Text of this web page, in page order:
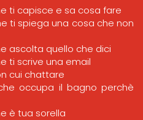
ti capisce e sa cosa fare
ti spiega una cosa che non
ascolta quello che dici
ti scrive una email
cui chattare
occupa il bagno perchè
è tua sorella